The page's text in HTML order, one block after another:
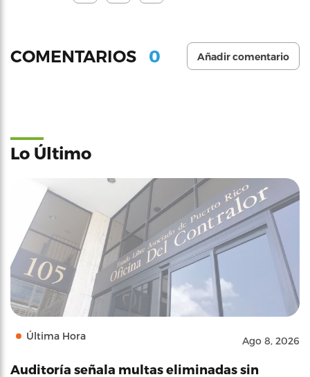
COMENTARIOS 0 Añadir comentario
Lo Último
Última Hora Ago 8, 2026
Auditoría señala multas eliminadas sin